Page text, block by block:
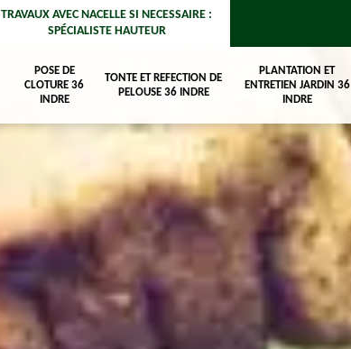
TRAVAUX AVEC NACELLE SI NECESSAIRE :
SPÉCIALISTE HAUTEUR
POSE DE
CLOTURE 36
INDRE
TONTE ET REFECTION DE
PELOUSE 36 INDRE
PLANTATION ET
ENTRETIEN JARDIN 36
INDRE